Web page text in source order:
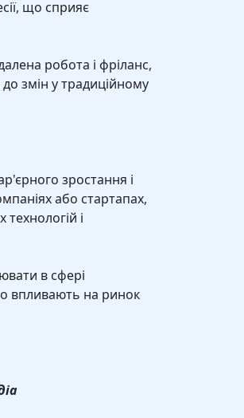
що сприяє
робота і фріланс,
змін у традиційному
зростання і
або стартапах,
і
в сфері
впливають на ринок